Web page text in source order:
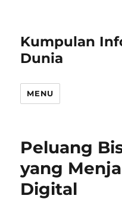
Kumpulan
Dunia
MENU
Peluang
yang
Digital